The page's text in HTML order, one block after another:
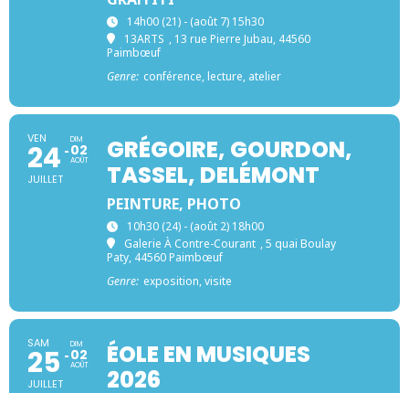
14h00 (21) - (août 7) 15h30
13ARTS , 13 rue Pierre Jubau, 44560
Paimbœuf
Genre: conférence, lecture, atelier
VEN
24
JUILLET
DIM
02
AOÛT
GRÉGOIRE, GOURDON,
TASSEL, DELÉMONT
PEINTURE, PHOTO
10h30 (24) - (août 2) 18h00
Galerie À Contre-Courant , 5 quai Boulay
Paty, 44560 Paimbœuf
Genre: exposition, visite
SAM
25
JUILLET
DIM
02
AOÛT
ÉOLE EN MUSIQUES
2026